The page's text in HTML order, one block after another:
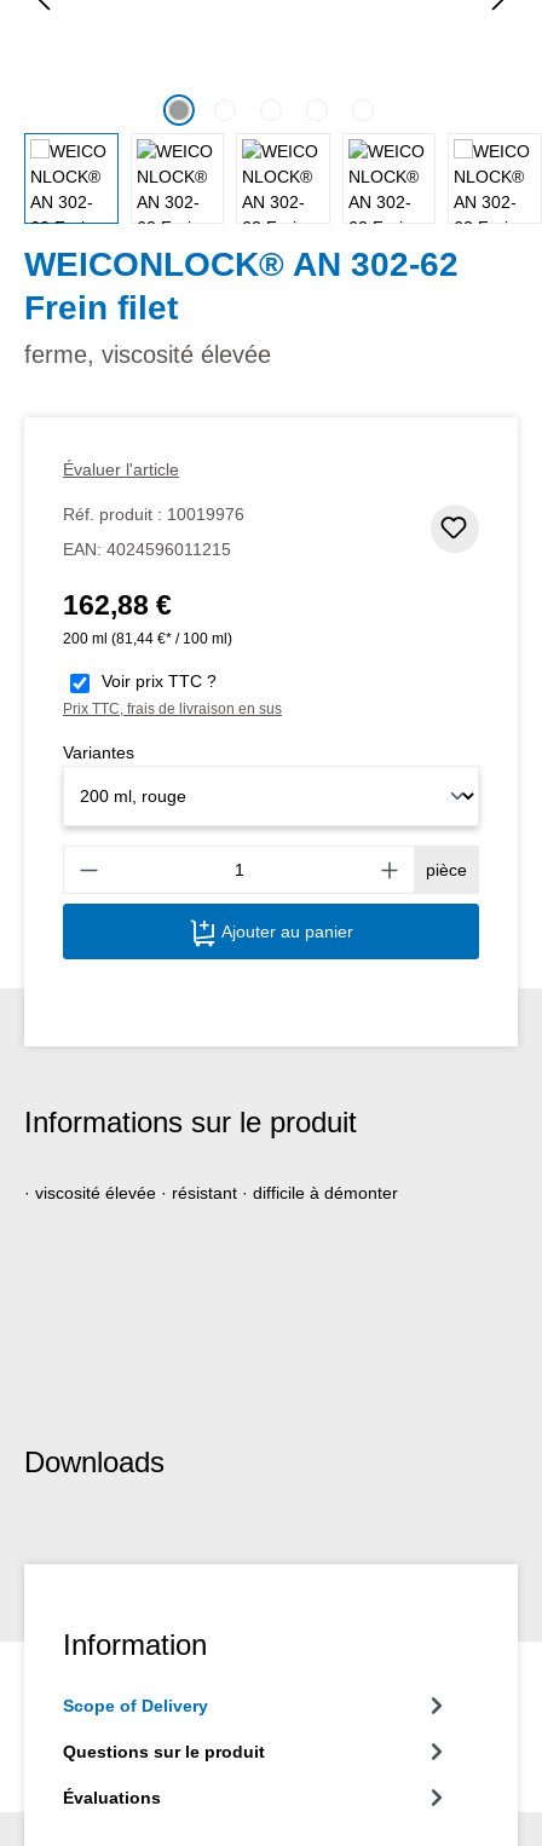
WEICONLOCK® AN 302-62
Frein filet
ferme, viscosité élevée
Évaluer l'article
Réf. produit : 10019976
EAN: 4024596011215
Prix régulier :
162,88 €
200 ml (81,44 €* / 100 ml)
Voir prix TTC ?
Prix TTC, frais de livraison en sus
Variantes
pièce
Ajouter au panier
Informations sur le produit
· viscosité élevée · résistant · difficile à démonter
Downloads
Information
Scope of Delivery
Questions sur le produit
Évaluations